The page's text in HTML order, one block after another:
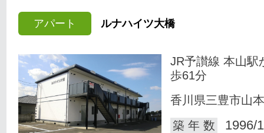
アパート ルナハイツ大橋
JR予讃線 本山駅
歩61分
香川県三豊市山
築 年 数
1996/